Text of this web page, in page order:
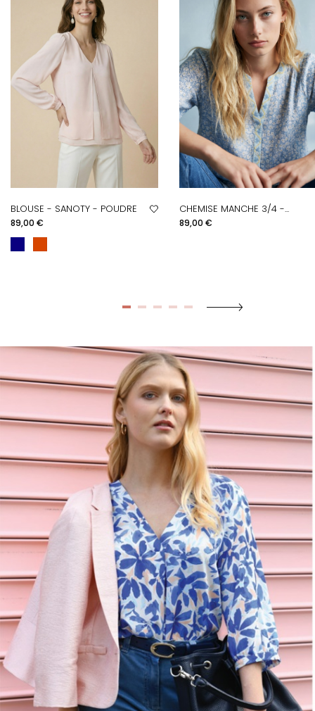
BLOUSE - SANOTY - POUDRE
Prix
89,00 €
CHEMISE MANCHE 3/4 -...
Prix
89,00 €